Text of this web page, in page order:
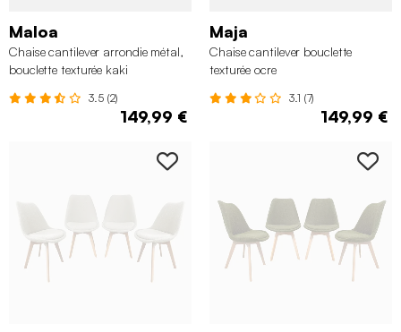
Maloa
Chaise cantilever arrondie métal,
bouclette texturée kaki
3.5 (2)
149,99 €
Maja
Chaise cantilever bouclette
texturée ocre
3.1 (7)
149,99 €